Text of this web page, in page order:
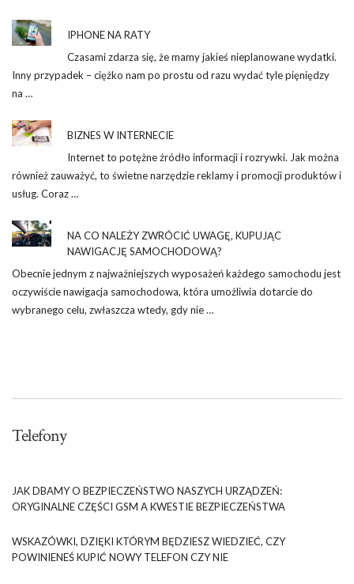
IPHONE NA RATY
Czasami zdarza się, że mamy jakieś nieplanowane wydatki.
Inny przypadek – ciężko nam po prostu od razu wydać tyle pięniędzy
na …
BIZNES W INTERNECIE
Internet to potężne źródło informacji i rozrywki. Jak można
również zauważyć, to świetne narzędzie reklamy i promocji produktów i
usług. Coraz …
NA CO NALEŻY ZWRÓCIĆ UWAGĘ, KUPUJĄC
NAWIGACJĘ SAMOCHODOWĄ?
Obecnie jednym z najważniejszych wyposażeń każdego samochodu jest
oczywiście nawigacja samochodowa, która umożliwia dotarcie do
wybranego celu, zwłaszcza wtedy, gdy nie …
Telefony
JAK DBAMY O BEZPIECZEŃSTWO NASZYCH URZĄDZEŃ:
ORYGINALNE CZĘŚCI GSM A KWESTIE BEZPIECZEŃSTWA
WSKAZÓWKI, DZIĘKI KTÓRYM BĘDZIESZ WIEDZIEĆ, CZY
POWINIENEŚ KUPIĆ NOWY TELEFON CZY NIE